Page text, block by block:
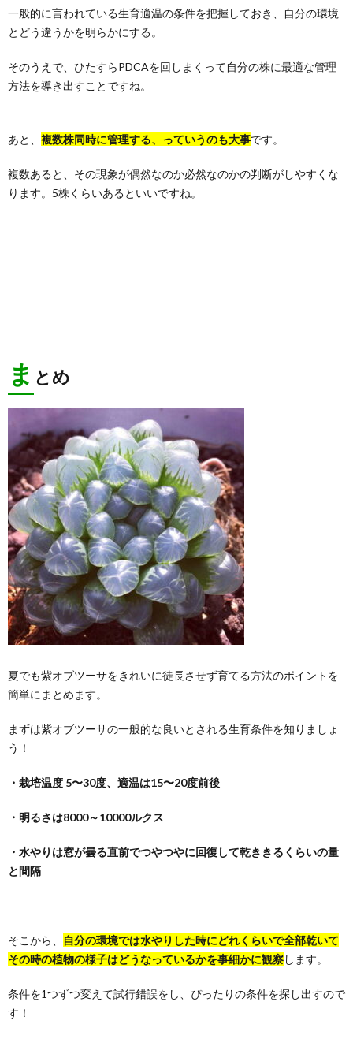
一般的に言われている生育適温の条件を把握しておき、自分の環境
とどう違うかを明らかにする。
そのうえで、ひたすらPDCAを回しまくって自分の株に最適な管理
方法を導き出すことですね。
あと、 複数株同時に管理する、っていうのも大事です。
複数あると、その現象が偶然なのか必然なのかの判断がしやすくな
ります。5株くらいあるといいですね。
ま とめ
夏でも紫オブツーサをきれいに徒長させず育てる方法のポイントを
簡単にまとめます。
まずは紫オブツーサの一般的な良いとされる生育条件を知りましょ
う！
・栽培温度 5〜30度、適温は15〜20度前後
・明るさは8000～10000ルクス
・水やりは窓が曇る直前でつやつやに回復して乾ききるくらいの量
と間隔
そこから、
自分の環境では水やりした時にどれくらいで全部乾いて
その時の植物の様子はどうなっているかを事細かに観察します。
条件を1つずつ変えて試行錯誤をし、ぴったりの条件を探し出すので
す！